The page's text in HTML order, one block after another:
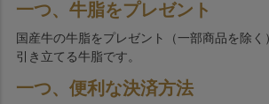
一つ、牛脂をプレゼント
国産牛の牛脂をプレゼント（一部商品を除
引き立てる牛脂です。
一つ、便利な決済方法